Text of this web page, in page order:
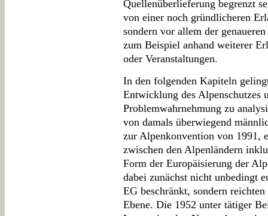
Quellenüberlieferung begrenzt
von einer noch gründlicheren
sondern vor allem der
zum Beispiel anhand weiterer
oder Veranstaltungen.
In den folgenden Kapiteln
Entwicklung des Alpenschutzes
Problemwahrnehmung zu
von damals überwiegend
zur Alpenkonvention von 1991,
zwischen den Alpenländern
Form der Europäisierung der
dabei zunächst nicht unbedingt
EG beschränkt, sondern
Ebene. Die 1952 unter tätiger